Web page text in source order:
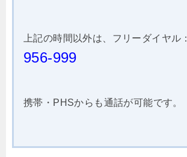
上記の時間以外は、フリーダイヤル：
956-999
携帯・PHSからも通話が可能です。